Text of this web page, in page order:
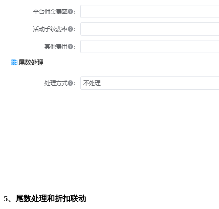
5、尾数处理和折扣联动